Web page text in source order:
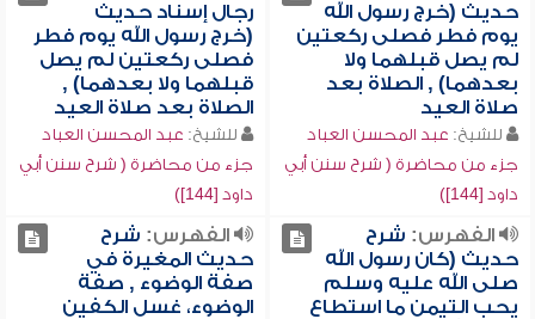
حديث (خرج رسول الله
يوم فطر فصلى ركعتين
لم يصل قبلهما ولا
بعدهما) , الصلاة بعد
صلاة العيد
للشيخ: عبد المحسن العباد
جزء من محاضرة ( شرح سنن أبي
داود [144])
رجال إسناد حديث
(خرج رسول الله يوم فطر
فصلى ركعتين لم يصل
قبلهما ولا بعدهما) ,
الصلاة بعد صلاة العيد
للشيخ: عبد المحسن العباد
جزء من محاضرة ( شرح سنن أبي
داود [144])
الفهرس: شرح
حديث (كان رسول الله
صلى الله عليه وسلم
يحب التيمن ما استطاع
الفهرس: شرح
حديث المغيرة في
صفة الوضوء , صفة
الوضوء، غسل الكفين